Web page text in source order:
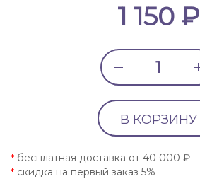
1 150 ₽
В КОРЗИНУ
* бесплатная доставка от 40 000 ₽
* скидка на первый заказ 5%